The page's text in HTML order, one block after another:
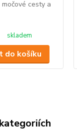
cesty a
skladem
do košíku